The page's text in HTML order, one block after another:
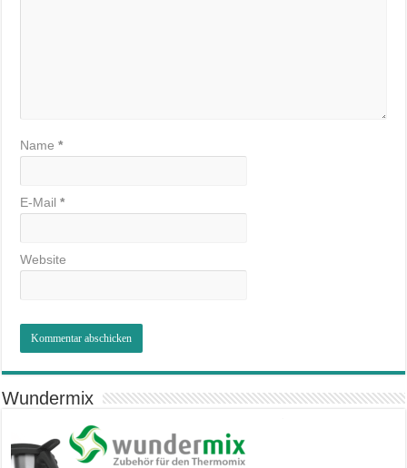
Name*
E-Mail*
Website
Wundermix